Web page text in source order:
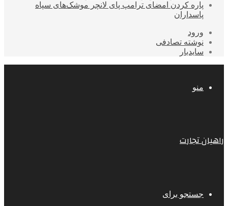
پاره کردن امضای ترامپ پای لانچر موشک‌های سپاه
پاسداران
ورود
نوشته تصادفی
سایدبار
منو
راهیان تجارت
جستجو برای